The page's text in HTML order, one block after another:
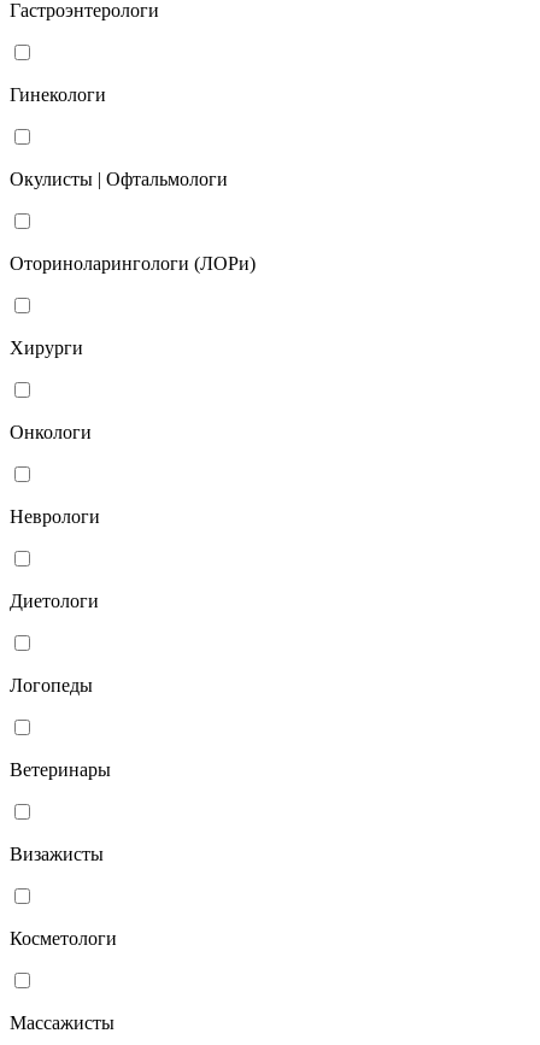
Гастроэнтерологи
Гинекологи
Окулисты | Офтальмологи
Оториноларингологи (ЛОРи)
Хирурги
Онкологи
Неврологи
Диетологи
Логопеды
Ветеринары
Визажисты
Косметологи
Массажисты